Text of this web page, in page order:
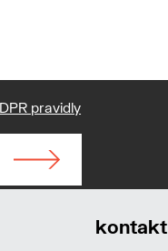
pravidly
kontakt